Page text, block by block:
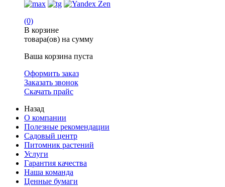
(0)
В корзине
товара(ов) на сумму
Ваша корзина пуста
Оформить заказ
Заказать звонок
Скачать прайс
Назад
О компании
Полезные рекомендации
Садовый центр
Питомник растений
Услуги
Гарантия качества
Наша команда
Ценные бумаги